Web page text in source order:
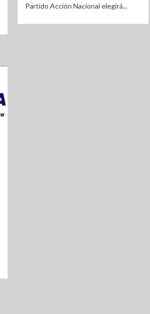
Partido Acción Nacional elegirá...